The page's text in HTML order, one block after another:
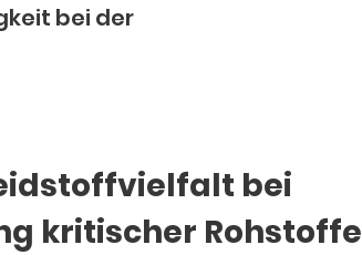
bei der
bei
kritischer Rohstoffe